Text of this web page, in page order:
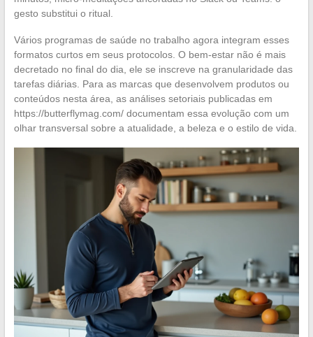
gesto substitui o ritual.
Vários programas de saúde no trabalho agora integram esses
formatos curtos em seus protocolos. O bem-estar não é mais
decretado no final do dia, ele se inscreve na granularidade das
tarefas diárias. Para as marcas que desenvolvem produtos ou
conteúdos nesta área, as análises setoriais publicadas em
https://butterflymag.com/ documentam essa evolução com um
olhar transversal sobre a atualidade, a beleza e o estilo de vida.